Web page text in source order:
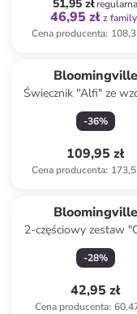
51,95 złregularna
46,95 zł z family
Cena producenta:
Bloomingville
Świecznik "Alfi" ze
39 x 8,5 x 5 cm
-36%
109,95 zł
Cena producenta:
Bloomingville
2-częściowy zestaw
w kolorze biało-
wys. 4,5 cm
-28%
42,95 zł
Cena producenta: